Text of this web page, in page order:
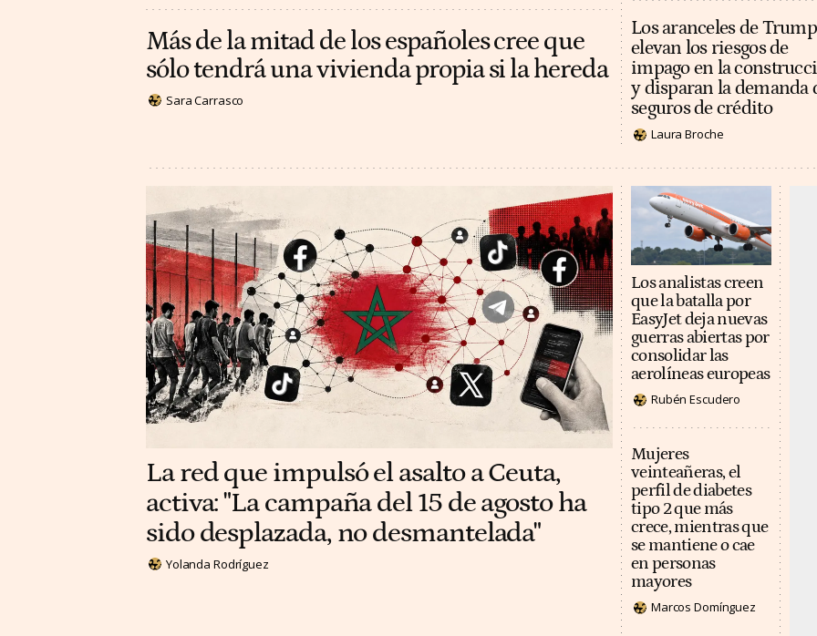
Más de la mitad de los españoles cree que
sólo tendrá una vivienda propia si la hereda
Sara Carrasco
Los aranceles de Trump
elevan los riesgos de
impago en la
y disparan la demanda
seguros de crédito
Laura Broche
La red que impulsó el asalto a Ceuta,
activa: "La campaña del 15 de agosto ha
sido desplazada, no desmantelada"
Yolanda Rodríguez
Los analistas creen
que la batalla por
EasyJet deja nuevas
guerras abiertas por
consolidar las
aerolíneas europeas
Rubén Escudero
Mujeres
veinteañeras, el
perfil de diabetes
tipo 2 que más
crece, mientras que
se mantiene o cae
en personas
mayores
Marcos Domínguez